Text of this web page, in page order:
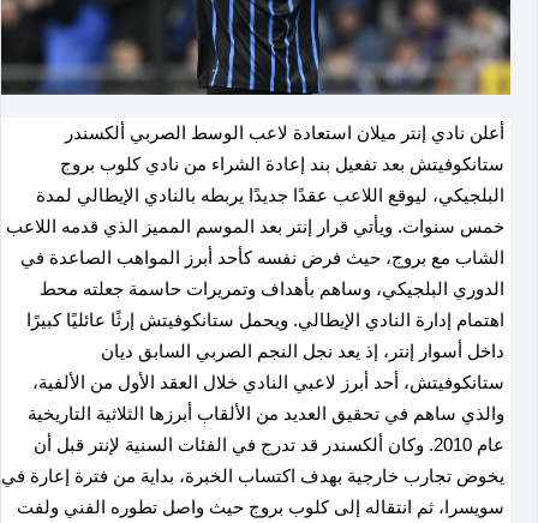
أعلن نادي إنتر ميلان استعادة لاعب الوسط الصربي ألكسندر
ستانكوفيتش بعد تفعيل بند إعادة الشراء من نادي كلوب بروج
البلجيكي، ليوقع اللاعب عقدًا جديدًا يربطه بالنادي الإيطالي لمدة
خمس سنوات. ويأتي قرار إنتر بعد الموسم المميز الذي قدمه اللاعب
الشاب مع بروج، حيث فرض نفسه كأحد أبرز المواهب الصاعدة في
الدوري البلجيكي، وساهم بأهداف وتمريرات حاسمة جعلته محط
اهتمام إدارة النادي الإيطالي. ويحمل ستانكوفيتش إرثًا عائليًا كبيرًا
داخل أسوار إنتر، إذ يعد نجل النجم الصربي السابق ديان
ستانكوفيتش، أحد أبرز لاعبي النادي خلال العقد الأول من الألفية،
والذي ساهم في تحقيق العديد من الألقاب أبرزها الثلاثية التاريخية
عام 2010. وكان ألكسندر قد تدرج في الفئات السنية لإنتر قبل أن
يخوض تجارب خارجية بهدف اكتساب الخبرة، بداية من فترة إعارة في
سويسرا، ثم انتقاله إلى كلوب بروج حيث واصل تطوره الفني ولفت